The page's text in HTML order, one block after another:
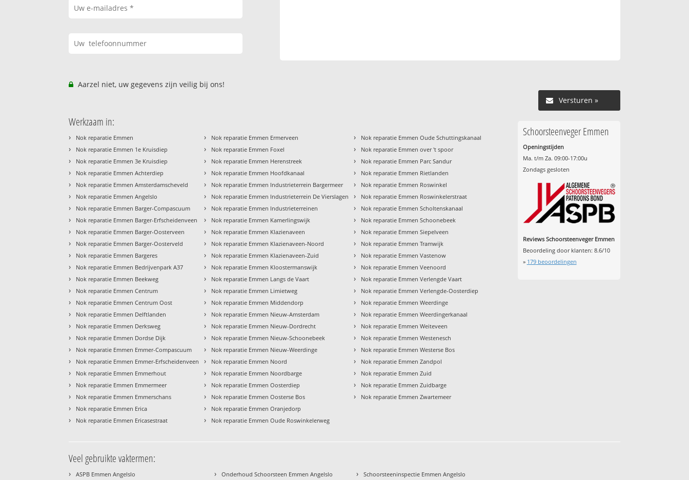
Aarzel niet, uw gegevens zijn veilig bij ons!
Versturen »
Werkzaam in:
› Nok reparatie Emmen
› Nok reparatie Emmen 1e Kruisdiep
› Nok reparatie Emmen 3e Kruisdiep
› Nok reparatie Emmen Achterdiep
› Nok reparatie Emmen Amsterdamscheveld
› Nok reparatie Emmen Angelslo
› Nok reparatie Emmen Barger-Compascuum
› Nok reparatie Emmen Barger-Erfscheidenveen
› Nok reparatie Emmen Barger-Oosterveen
› Nok reparatie Emmen Barger-Oosterveld
› Nok reparatie Emmen Bargeres
› Nok reparatie Emmen Bedrijvenpark A37
› Nok reparatie Emmen Beekweg
› Nok reparatie Emmen Centrum
› Nok reparatie Emmen Centrum Oost
› Nok reparatie Emmen Delftlanden
› Nok reparatie Emmen Derksweg
› Nok reparatie Emmen Dordse Dijk
› Nok reparatie Emmen Emmer-Compascuum
› Nok reparatie Emmen Emmer-Erfscheidenveen
› Nok reparatie Emmen Emmerhout
› Nok reparatie Emmen Emmermeer
› Nok reparatie Emmen Emmerschans
› Nok reparatie Emmen Erica
› Nok reparatie Emmen Ericasestraat
› Nok reparatie Emmen Ermerveen
› Nok reparatie Emmen Foxel
› Nok reparatie Emmen Herenstreek
› Nok reparatie Emmen Hoofdkanaal
› Nok reparatie Emmen Industrieterrein Bargermeer
› Nok reparatie Emmen Industrieterrein De Vierslagen
› Nok reparatie Emmen Industrieterreinen
› Nok reparatie Emmen Kamerlingswijk
› Nok reparatie Emmen Klazienaveen
› Nok reparatie Emmen Klazienaveen-Noord
› Nok reparatie Emmen Klazienaveen-Zuid
› Nok reparatie Emmen Kloostermanswijk
› Nok reparatie Emmen Langs de Vaart
› Nok reparatie Emmen Limietweg
› Nok reparatie Emmen Middendorp
› Nok reparatie Emmen Nieuw-Amsterdam
› Nok reparatie Emmen Nieuw-Dordrecht
› Nok reparatie Emmen Nieuw-Schoonebeek
› Nok reparatie Emmen Nieuw-Weerdinge
› Nok reparatie Emmen Noord
› Nok reparatie Emmen Noordbarge
› Nok reparatie Emmen Oosterdiep
› Nok reparatie Emmen Oosterse Bos
› Nok reparatie Emmen Oranjedorp
› Nok reparatie Emmen Oude Roswinkelerweg
› Nok reparatie Emmen Oude Schuttingskanaal
› Nok reparatie Emmen over 't spoor
› Nok reparatie Emmen Parc Sandur
› Nok reparatie Emmen Rietlanden
› Nok reparatie Emmen Roswinkel
› Nok reparatie Emmen Roswinkelerstraat
› Nok reparatie Emmen Scholtenskanaal
› Nok reparatie Emmen Schoonebeek
› Nok reparatie Emmen Siepelveen
› Nok reparatie Emmen Tramwijk
› Nok reparatie Emmen Vastenow
› Nok reparatie Emmen Veenoord
› Nok reparatie Emmen Verlengde Vaart
› Nok reparatie Emmen Verlengde-Oosterdiep
› Nok reparatie Emmen Weerdinge
› Nok reparatie Emmen Weerdingerkanaal
› Nok reparatie Emmen Weiteveen
› Nok reparatie Emmen Westenesch
› Nok reparatie Emmen Westerse Bos
› Nok reparatie Emmen Zandpol
› Nok reparatie Emmen Zuid
› Nok reparatie Emmen Zuidbarge
› Nok reparatie Emmen Zwartemeer
Schoorsteenveger Emmen
Openingstijden
Ma. t/m Za. 09:00-17:00u
Zondags gesloten
Reviews Schoorsteenveger Emmen
Beoordeling door klanten: 8.6/10
» 179beoordelingen
Veel gebruikte vaktermen:
› ASPB Emmen Angelslo › Onderhoud Schoorsteen Emmen Angelslo › Schoorsteeninspectie Emmen Angelslo